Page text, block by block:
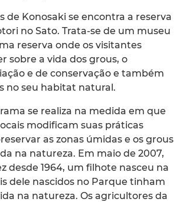
de Konosaki se encontra a reserva
no Sato. Trata-se de um museu
reserva onde os visitantes
sobre a vida dos grous, o
e de conservação e também
no seu habitat natural.
se realiza na medida em que
modificam suas práticas
as zonas úmidas e os grous
na natureza. Em maio de 2007,
desde 1964, um filhote nasceu na
dele nascidos no Parque tinham
na natureza. Os agricultores da